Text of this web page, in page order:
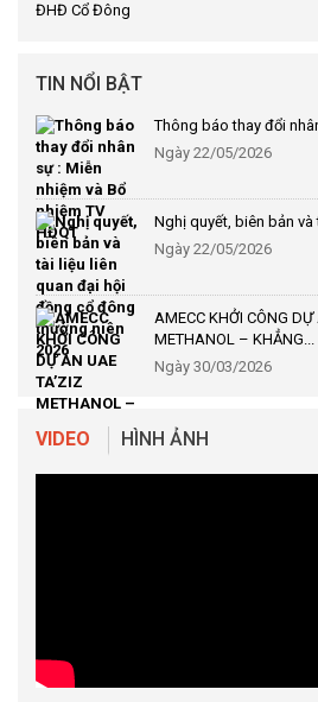
ĐHĐ Cổ Đông
TIN NỔI BẬT
Thông báo thay đổi
Ngày 22/05/2026
Nghị quyết, biên bản
Ngày 22/05/2026
AMECC KHỞI CÔNG DỰ
METHANOL – KHẲNG...
Ngày 30/03/2026
VIDEO HÌNH ẢNH